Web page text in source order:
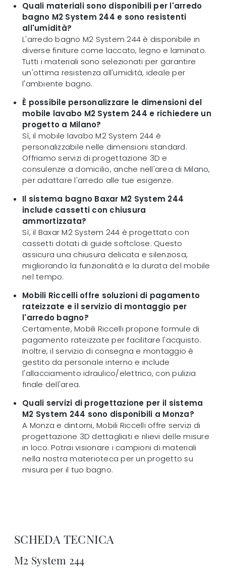
Quali materiali sono disponibili per l'arredo
bagno M2 System 244 e sono resistenti
all'umidità?
L'arredo bagno M2 System 244 è disponibile in
diverse finiture come laccato, legno e laminato.
Tutti i materiali sono selezionati per garantire
un'ottima resistenza all'umidità, ideale per
l'ambiente bagno.
È possibile personalizzare le dimensioni del
mobile lavabo M2 System 244 e richiedere un
progetto a Milano?
Sì, il mobile lavabo M2 System 244 è
personalizzabile nelle dimensioni standard.
Offriamo servizi di progettazione 3D e
consulenze a domicilio, anche nell'area di Milano,
per adattare l'arredo alle tue esigenze.
Il sistema bagno Baxar M2 System 244
include cassetti con chiusura
ammortizzata?
Sì, il Baxar M2 System 244 è progettato con
cassetti dotati di guide softclose. Questo
assicura una chiusura delicata e silenziosa,
migliorando la funzionalità e la durata del mobile
nel tempo.
Mobili Riccelli offre soluzioni di pagamento
rateizzate e il servizio di montaggio per
l'arredo bagno?
Certamente, Mobili Riccelli propone formule di
pagamento rateizzate per facilitare l'acquisto.
Inoltre, il servizio di consegna e montaggio è
gestito da personale interno e include
l'allacciamento idraulico/elettrico, con pulizia
finale dell'area.
Quali servizi di progettazione per il sistema
M2 System 244 sono disponibili a Monza?
A Monza e dintorni, Mobili Riccelli offre servizi di
progettazione 3D dettagliati e rilievi delle misure
in loco. Potrai visionare i campioni di materiali
nella nostra materioteca per un progetto su
misura per il tuo bagno.
SCHEDA TECNICA
M2 System 244